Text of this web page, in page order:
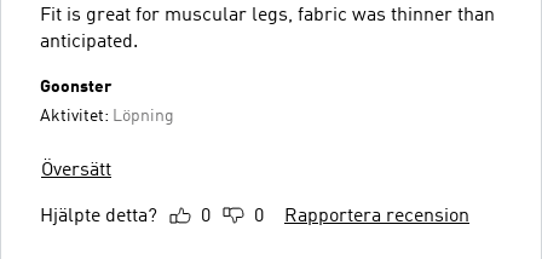
Fit is great for muscular legs, fabric was thinner than
anticipated.
Goonster
Aktivitet: Löpning
Översätt
Hjälpte detta? 0 0 Rapportera recension